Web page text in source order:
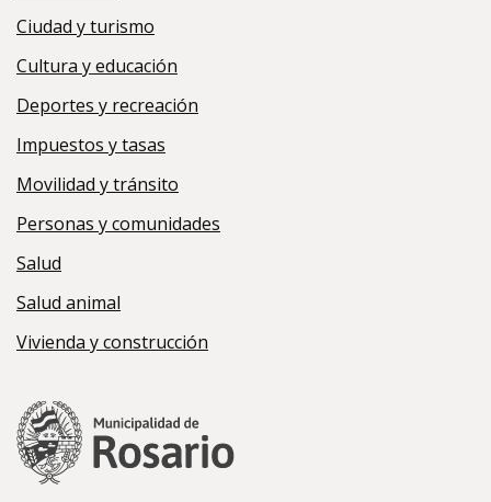
Ciudad y turismo
Cultura y educación
Deportes y recreación
Impuestos y tasas
Movilidad y tránsito
Personas y comunidades
Salud
Salud animal
Vivienda y construcción